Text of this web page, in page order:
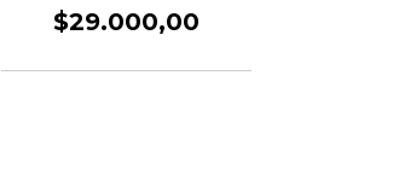
$29.000,00